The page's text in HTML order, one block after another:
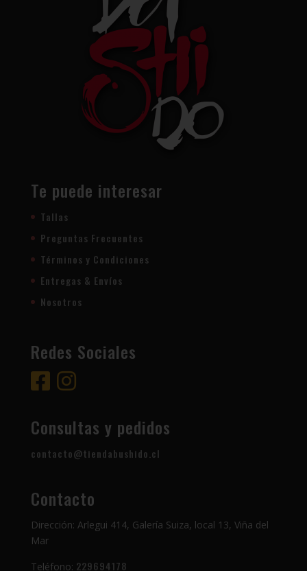
Te puede interesar
Tallas
Preguntas Frecuentes
Términos y Condiciones
Entregas & Envíos
Nosotros
Redes Sociales
Consultas y pedidos
contacto@tiendabushido.cl
Contacto
Dirección: Arlegui 414, Galería Suiza, local 13, Viña del
Mar
Teléfono: 229694178